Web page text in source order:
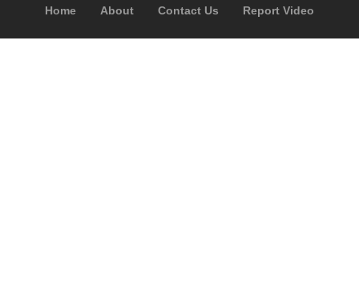
Home About Contact Us Report Video